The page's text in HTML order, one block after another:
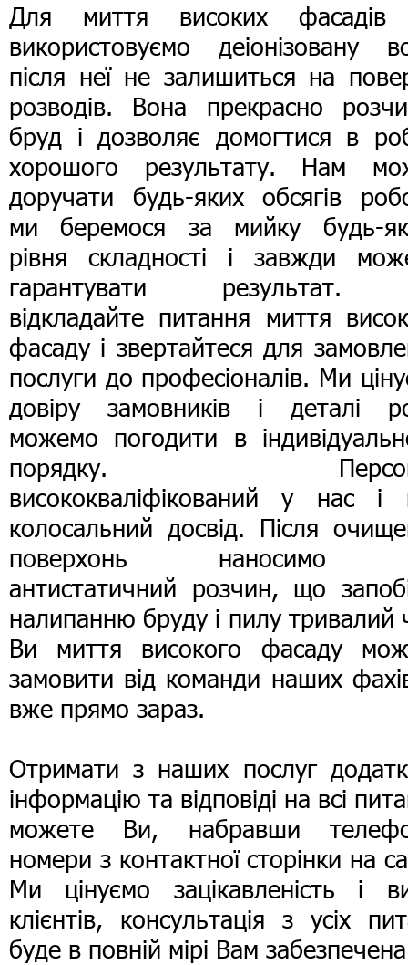
Для миття високих
використовуємо деіонізовану
після неї не залишиться на
розводів. Вона прекрасно
бруд і дозволяє домогтися в
хорошого результату. Нам
доручати будь-яких обсягів
ми беремося за мийку будь-
рівня складності і завжди
гарантувати результат.
відкладайте питання миття
фасаду і звертайтеся для
послуги до професіоналів. Ми
довіру замовників і деталі
можемо погодити в
порядку.
висококваліфікований у нас і
колосальний досвід. Після
поверхонь наносимо
антистатичний розчин, що
налипанню бруду і пилу тривалий
Ви миття високого фасаду
замовити від команди наших
вже прямо зараз.
Отримати з наших послуг
інформацію та відповіді на всі
можете Ви, набравши
номери з контактної сторінки на
Ми цінуємо зацікавленість і
клієнтів, консультація з усіх
буде в повній мірі Вам